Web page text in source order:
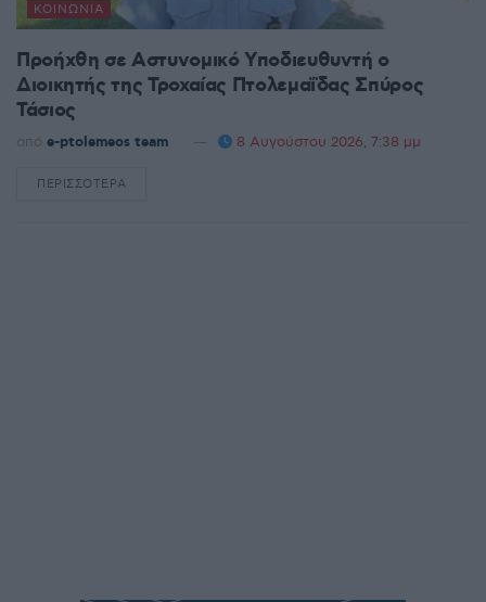
ΚΟΙΝΩΝΊΑ
Προήχθη σε Αστυνομικό Υποδιευθυντή ο
Διοικητής της Τροχαίας Πτολεμαΐδας Σπύρος
Τάσιος
από e-ptolemeos team 8 Αυγούστου 2026, 7:38 μμ
ΠΕΡΙΣΣΌΤΕΡΑ